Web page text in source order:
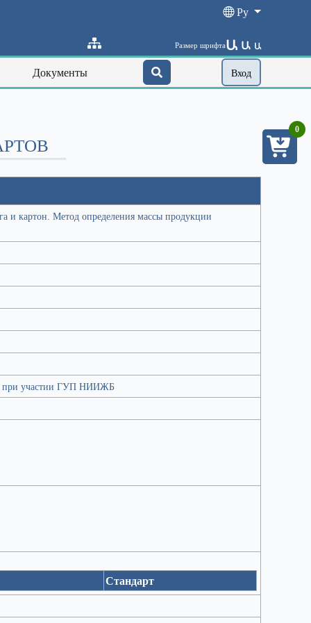
Ру
Размер шрифтаԱ Ա Ա
Документы Вход
и картон. Метод определения массы продукции
участии ГУП НИИЖБ
Стандарт
0